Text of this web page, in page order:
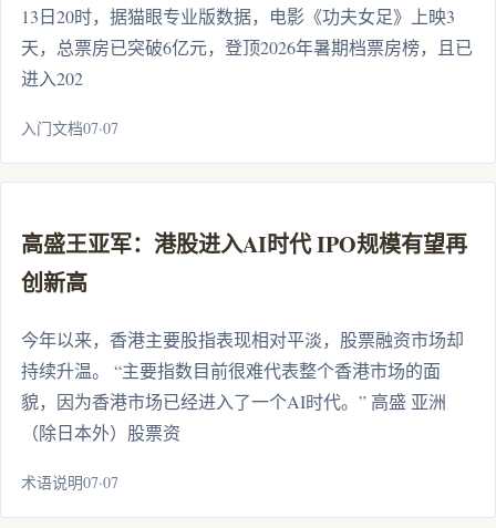
13日20时，据猫眼专业版数据，电影《功夫女足》上映3
天，总票房已突破6亿元，登顶2026年暑期档票房榜，且已
进入202
入门文档07·07
高盛王亚军：港股进入AI时代 IPO规模有望再
创新高
今年以来，香港主要股指表现相对平淡，股票融资市场却
持续升温。 “主要指数目前很难代表整个香港市场的面
貌，因为香港市场已经进入了一个AI时代。” 高盛 亚洲
（除日本外）股票资
术语说明07·07